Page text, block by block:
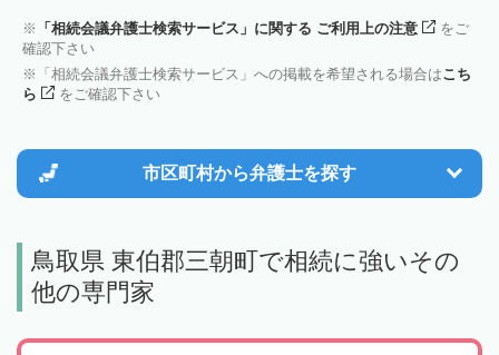
「相続会議弁護士検索サービス」に関する ご利用上の注意
をご
確認下さい
「相続会議弁護士検索サービス」への掲載を希望される場合はこち
ら
をご確認下さい
市区町村から弁護士を探す
鳥取県 東伯郡三朝町で相続に強いその
他の専門家